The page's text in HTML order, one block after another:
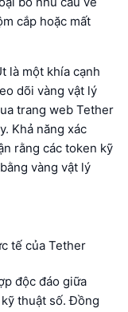
cắp hoặc mất
là một khía cạnh
dõi vàng vật lý
trang web Tether
Khả năng xác
rằng các token kỹ
vàng vật lý
tế của Tether
độc đáo giữa
thuật số. Đồng